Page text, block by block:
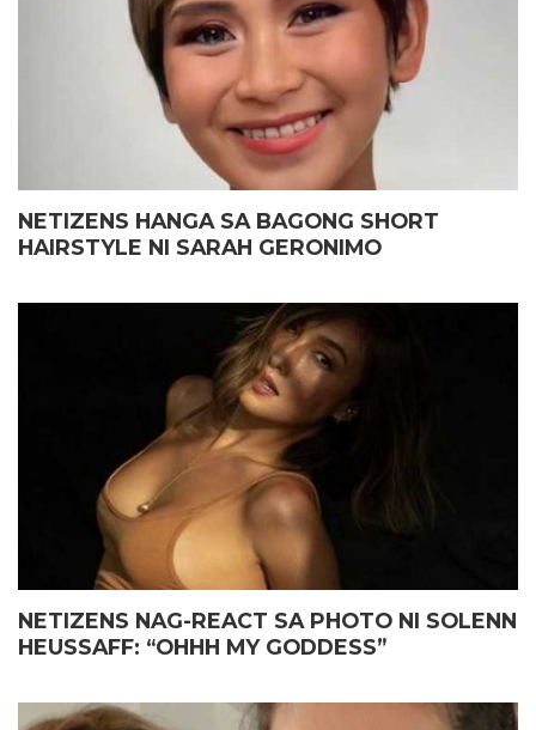
NETIZENS HANGA SA BAGONG SHORT
HAIRSTYLE NI SARAH GERONIMO
NETIZENS NAG-REACT SA PHOTO NI SOLENN
HEUSSAFF: “OHHH MY GODDESS”